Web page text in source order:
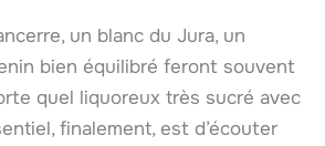
un blanc du Jura, un
bien équilibré feront souvent
quel liquoreux très sucré avec
finalement, est d’écouter